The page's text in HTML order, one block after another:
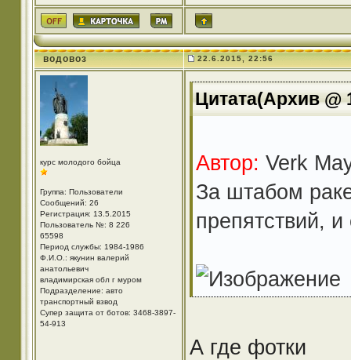
водовоз 22.6.2015, 22:56
курс молодого бойца
Группа: Пользователи
Сообщений: 26
Регистрация: 13.5.2015
Пользователь №: 8 226
65598
Период службы: 1984-1986
Ф.И.О.: якунин валерий
анатольевич
владимирская обл г муром
Подразделение: авто
транспортный взвод
Супер защита от ботов: 3468-3897-
54-913
Цитата(Архив @
Автор: Verk
За штабом
препятствий,
А где фотки